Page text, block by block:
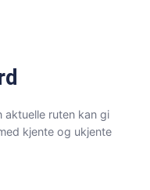
aktuelle ruten kan gi
kjente og ukjente